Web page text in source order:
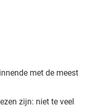
met de meest
zijn: niet te veel